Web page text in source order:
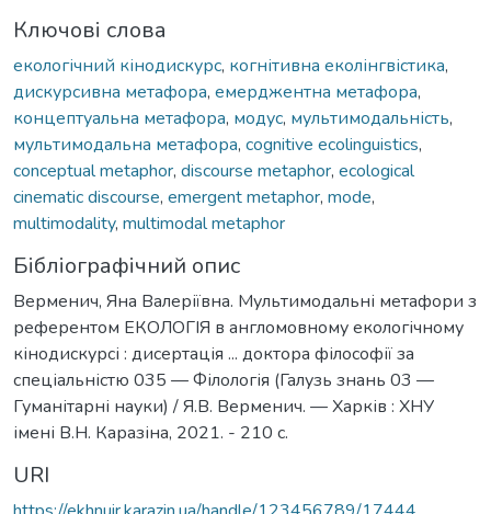
Ключові слова
екологічний кінодискурс, когнітивна еколінгвістика,
дискурсивна метафора, емерджентна метафора,
концептуальна метафора, модус, мультимодальність,
мультимодальна метафора, cognitive ecolinguistics,
conceptual metaphor, discourse metaphor, ecological
cinematic discourse, emergent metaphor, mode,
multimodality, multimodal metaphor
Бібліографічний опис
Верменич, Яна Валеріївна. Мультимодальні метафори з
референтом ЕКОЛОГІЯ в англомовному екологічному
кінодискурсі : дисертація ... доктора філософії за
спеціальністю 035 — Філологія (Галузь знань 03 —
Гуманітарні науки) / Я.В. Верменич. — Харків : ХНУ
імені В.Н. Каразіна, 2021. - 210 с.
URI